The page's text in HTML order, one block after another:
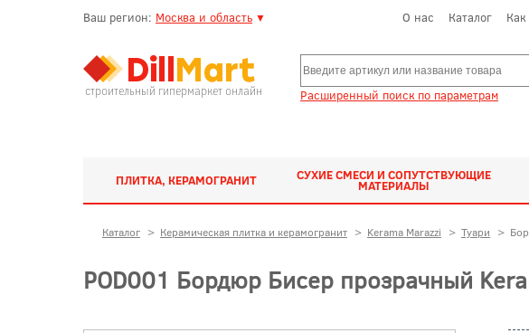
Ваш регион: Москва и область ▼ О нас Каталог Как
строительный гипермаркет онлайн Расширенный поиск по параметрам
ПЛИТКА, КЕРАМОГРАНИТ СУХИЕ СМЕСИ И СОПУТСТВУЮЩИЕ
МАТЕРИАЛЫ
Каталог > Керамическая плитка и керамогранит > Kerama Marazzi > Туари >
POD001 Бордюр Бисер прозрачный